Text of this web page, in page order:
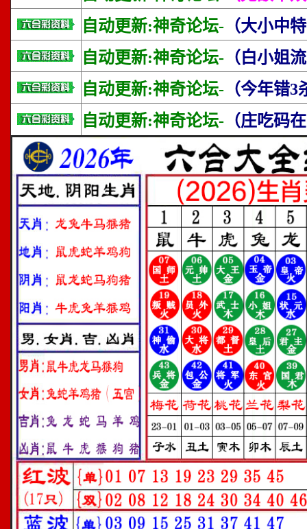
自动更新:神奇论坛- （大小中
自动更新:神奇论坛- （白小姐
自动更新:神奇论坛- （今年错
自动更新:神奇论坛- （庄吃码